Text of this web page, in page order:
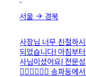
서울 → 경북
사장님 너무 친절하
되었습니다! 아침부
사님이셨어요! 전문
👍🏻👍🏻👍🏻 송파동